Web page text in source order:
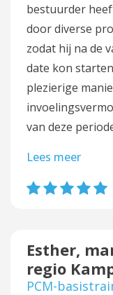
bestuurder
door diverse
zodat hij na de
date kon
plezierige
van deze
Lees meer
Esther,
regio
PCM-